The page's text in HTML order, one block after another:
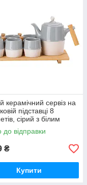
керамічний сервіз на
підставці 8
сірий з білим
до відправки
₴
Купити